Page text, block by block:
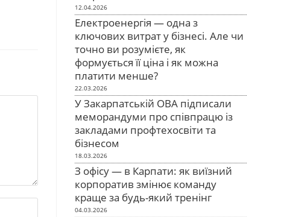
12.04.2026
Електроенергія — одна з
ключових витрат у бізнесі. Але чи
точно ви розумієте, як
формується її ціна і як можна
платити менше?
22.03.2026
У Закарпатській ОВА підписали
меморандуми про співпрацю із
закладами профтехосвіти та
бізнесом
18.03.2026
З офісу — в Карпати: як виїзний
корпоратив змінює команду
краще за будь-який тренінг
04.03.2026